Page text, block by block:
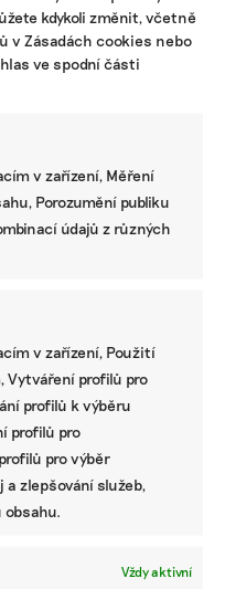
kdykoli změnit, včetně
v Zásadách cookies nebo
ve spodní části
v zařízení, Měření
Porozumění publiku
údajů z různých
v zařízení, Použití
Vytváření profilů pro
profilů k výběru
profilů pro
pro výběr
zlepšování služeb,
Vždy aktivní
utáhne
jste v práci. Lidé je
i povolenky